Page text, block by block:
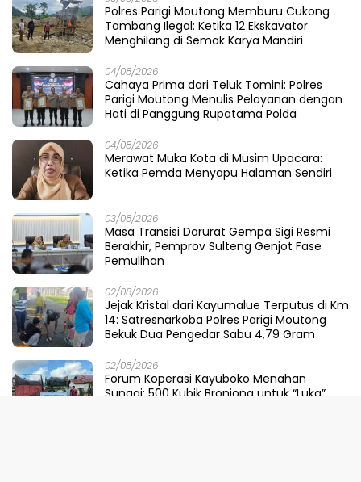
Polres Parigi Moutong Memburu Cukong
Tambang Ilegal: Ketika 12 Ekskavator
Menghilang di Semak Karya Mandiri
04/08/2026
Cahaya Prima dari Teluk Tomini: Polres
Parigi Moutong Menulis Pelayanan dengan
Hati di Panggung Rupatama Polda
04/08/2026
Merawat Muka Kota di Musim Upacara:
Ketika Pemda Menyapu Halaman Sendiri
03/08/2026
Masa Transisi Darurat Gempa Sigi Resmi
Berakhir, Pemprov Sulteng Genjot Fase
Pemulihan
02/08/2026
Jejak Kristal dari Kayumalue Terputus di Km
14: Satresnarkoba Polres Parigi Moutong
Bekuk Dua Pengedar Sabu 4,79 Gram
02/08/2026
Forum Koperasi Kayuboko Menahan
Sungai: 500 Kubik Bronjong untuk “Luka”